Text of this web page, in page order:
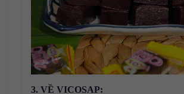
3. VỀ VICOSAP: